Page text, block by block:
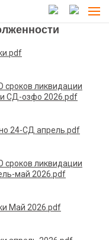
сроков ликвидации
СД-озфо 2026.pdf
24-СД апрель.pdf
сроков ликвидации
май 2026.pdf
Май 2026.pdf